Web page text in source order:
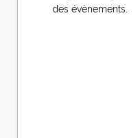
des évènements.